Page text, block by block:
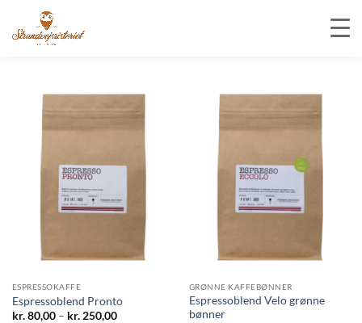
ESPRESSOKAFFE
Espressoblend Pronto
kr.80,00 – kr.250,00Prisinterval:
GRØNNE KAFFEBØNNER
Espressoblend Velo grønne
bønner